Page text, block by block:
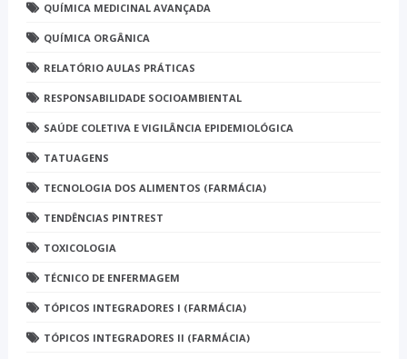
QUÍMICA MEDICINAL AVANÇADA
QUÍMICA ORGÂNICA
RELATÓRIO AULAS PRÁTICAS
RESPONSABILIDADE SOCIOAMBIENTAL
SAÚDE COLETIVA E VIGILÂNCIA EPIDEMIOLÓGICA
TATUAGENS
TECNOLOGIA DOS ALIMENTOS (FARMÁCIA)
TENDÊNCIAS PINTREST
TOXICOLOGIA
TÉCNICO DE ENFERMAGEM
TÓPICOS INTEGRADORES I (FARMÁCIA)
TÓPICOS INTEGRADORES II (FARMÁCIA)